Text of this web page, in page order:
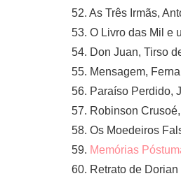
52. As Três Irmãs,
53. O Livro das Mil e
54. Don Juan, Tirso
55. Mensagem,
56. Paraíso Perdido,
57. Robinson
58. Os Moedeiros
59. Memórias
60. Retrato de